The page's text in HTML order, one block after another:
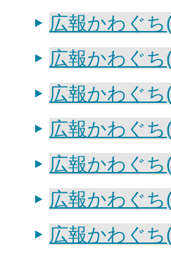
広報かわぐ
広報かわぐ
広報かわぐ
広報かわぐ
広報かわぐ
広報かわぐ
広報かわぐ